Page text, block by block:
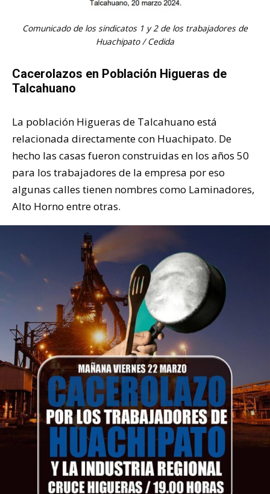
Comunicado de los sindicatos 1 y 2 de los trabajadores de
Huachipato / Cedida
Cacerolazos en Población Higueras de
Talcahuano
La población Higueras de Talcahuano está
relacionada directamente con Huachipato. De
hecho las casas fueron construidas en los años 50
para los trabajadores de la empresa por eso
algunas calles tienen nombres como Laminadores,
Alto Horno entre otras.